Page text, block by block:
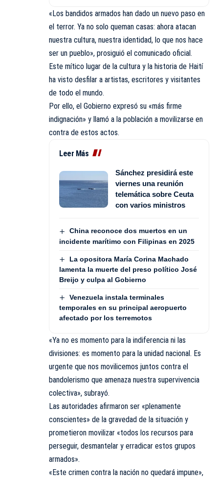
«Los bandidos armados han dado un nuevo paso en
el terror. Ya no solo queman casas: ahora atacan
nuestra cultura, nuestra identidad, lo que nos hace
ser un pueblo», prosiguió el comunicado oficial.
Este mítico lugar de la cultura y la historia de Haití
ha visto desfilar a artistas, escritores y visitantes
de todo el mundo.
Por ello, el Gobierno expresó su «más firme
indignación» y llamó a la población a movilizarse en
contra de estos actos.
Leer Más
Sánchez presidirá este
viernes una reunión
telemática sobre Ceuta
con varios ministros
China reconoce dos muertos en un
incidente marítimo con Filipinas en 2025
La opositora María Corina Machado
lamenta la muerte del preso político José
Breijo y culpa al Gobierno
Venezuela instala terminales
temporales en su principal aeropuerto
afectado por los terremotos
«Ya no es momento para la indiferencia ni las
divisiones: es momento para la unidad nacional. Es
urgente que nos movilicemos juntos contra el
bandolerismo que amenaza nuestra supervivencia
colectiva», subrayó.
Las autoridades afirmaron ser «plenamente
conscientes» de la gravedad de la situación y
prometieron movilizar «todos los recursos para
perseguir, desmantelar y erradicar estos grupos
armados».
«Este crimen contra la nación no quedará impune»,